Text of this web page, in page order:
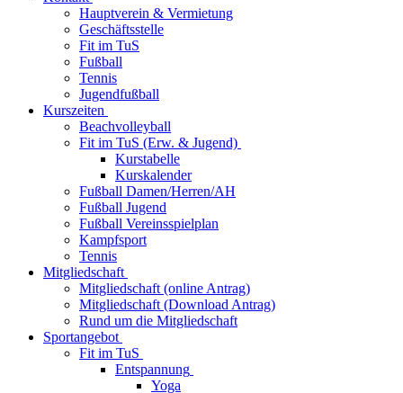
Hauptverein & Vermietung
Geschäftsstelle
Fit im TuS
Fußball
Tennis
Jugendfußball
Kurszeiten
Beachvolleyball
Fit im TuS (Erw. & Jugend)
Kurstabelle
Kurskalender
Fußball Damen/Herren/AH
Fußball Jugend
Fußball Vereinsspielplan
Kampfsport
Tennis
Mitgliedschaft
Mitgliedschaft (online Antrag)
Mitgliedschaft (Download Antrag)
Rund um die Mitgliedschaft
Sportangebot
Fit im TuS
Entspannung
Yoga